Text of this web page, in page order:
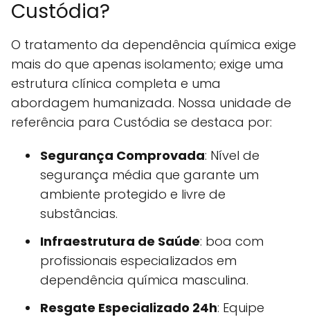
Custódia?
O tratamento da dependência química exige
mais do que apenas isolamento; exige uma
estrutura clínica completa e uma
abordagem humanizada. Nossa unidade de
referência para Custódia se destaca por:
Segurança Comprovada: Nível de
segurança média que garante um
ambiente protegido e livre de
substâncias.
Infraestrutura de Saúde: boa com
profissionais especializados em
dependência química masculina.
Resgate Especializado 24h: Equipe